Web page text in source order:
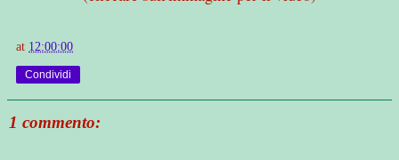
at 12:00:00
Condividi
1 commento: